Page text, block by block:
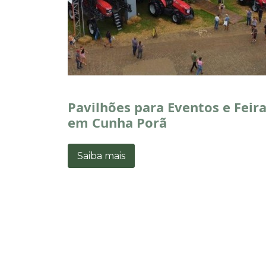
Pavilhões para Eventos e
em Cunha Porã
Saiba mais